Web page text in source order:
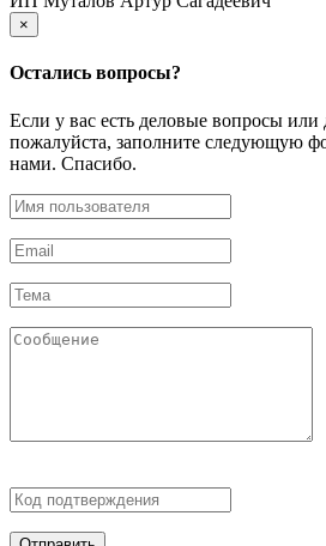
×
Остались вопросы?
Если у вас есть деловые вопросы или
пожалуйста, заполните следующую
нами. Спасибо.